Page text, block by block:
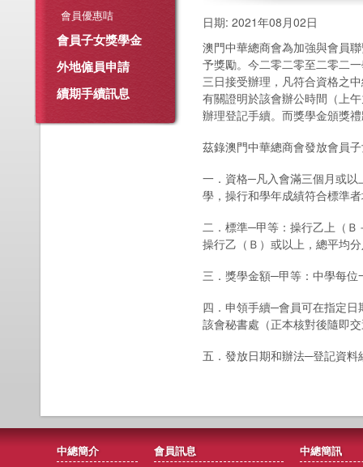
會員優惠咭
會員子女獎學金
外地僱員申請
續期手續訊息
日期: 2021年08月02日
澳門中華總商會為加強與會員
予獎勵。今二零二零至二零二
三日接受辦理，凡符合資格之
有關證明於該會辦公時間（上
辦理登記手續。而獎學金頒獎
茲錄澳門中華總商會發放會員
一．資格─凡入會滿三個月或
學，操行和學年成績符合標準
二．標準─甲等：操行乙上（
操行乙（Ｂ）或以上，總平均
三．獎學金額─甲等：中學每
四．申領手續─會員可在指定
該會秘書處（正本核對後隨即
五．發放日期和辦法─登記資
中總簡介 會員訊息 中總簡訊